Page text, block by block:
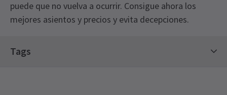
puede que no vuelva a ocurrir. Consigue ahora los
mejores asientos y precios y evita decepciones.
Tags